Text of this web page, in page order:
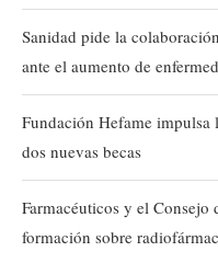
Sanidad pide la
ante el aumento de
Fundación Hefame
dos nuevas becas
Farmacéuticos y el
formación sobre